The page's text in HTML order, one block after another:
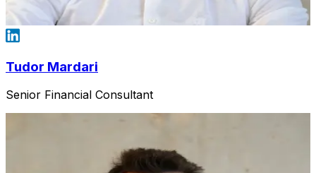
Tudor Mardari
Senior Financial Consultant